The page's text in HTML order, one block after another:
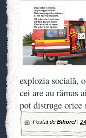
explozia socială,
cei are au rămas
pot distruge
Postat de Bihorel|